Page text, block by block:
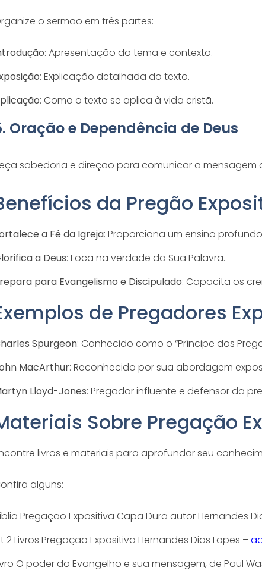
o sermão em três partes:
: Apresentação do tema e contexto.
: Explicação detalhada do texto.
: Como o texto se aplica à vida cristã.
Oração e Dependência de Deus
sabedoria e direção para comunicar a
da Pregão
a Fé da Igreja: Proporciona um ensino
a Deus: Foca na verdade da Sua Palavra.
para Evangelismo e Discipulado: Capacita os
de Pregadores
Spurgeon: Conhecido como o “Príncipe dos
MacArthur: Reconhecido por sua abordagem
Lloyd-Jones: Pregador influente e defensor da
Sobre Pregação
livros e materiais para aprofundar seu
alguns:
Pregação Expositiva Capa Dura autor Hernandes
2 Livros Pregação Expositiva Hernandes Dias Lopes –
O poder do Evangelho e sua mensagem, de Paul